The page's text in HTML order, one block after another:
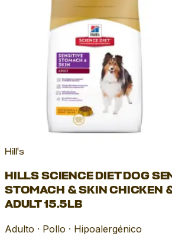
Hill's
HILLS SCIENCE DIET DOG
STOMACH & SKIN CHICKEN
ADULT 15.5LB
Adulto · Pollo · Hipoalergénico